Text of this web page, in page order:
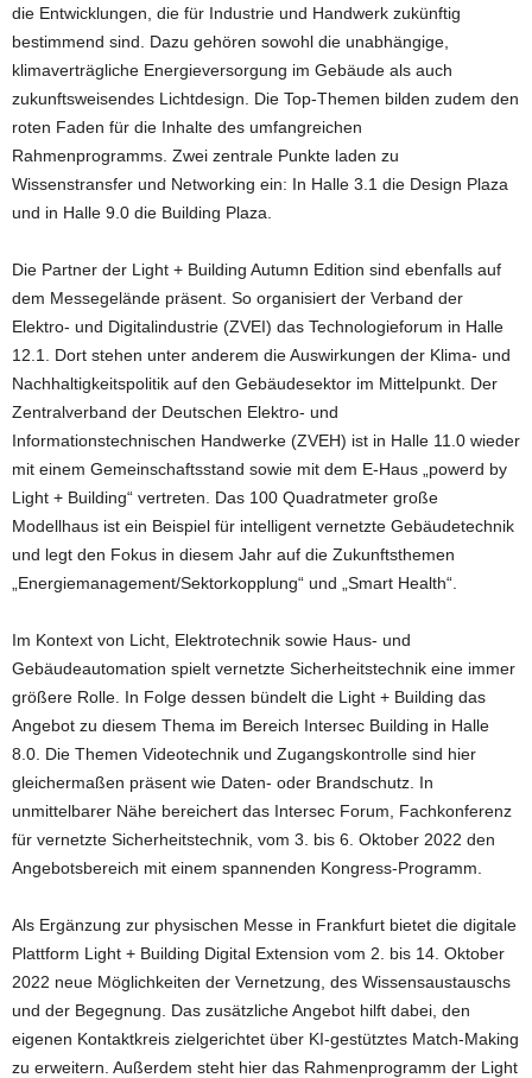
die Entwicklungen, die für Industrie und Handwerk zukünftig
bestimmend sind. Dazu gehören sowohl die unabhängige,
klimaverträgliche Energieversorgung im Gebäude als auch
zukunftsweisendes Lichtdesign. Die Top-Themen bilden zudem den
roten Faden für die Inhalte des umfangreichen
Rahmenprogramms. Zwei zentrale Punkte laden zu
Wissenstransfer und Networking ein: In Halle 3.1 die Design Plaza
und in Halle 9.0 die Building Plaza.
Die Partner der Light + Building Autumn Edition sind ebenfalls auf
dem Messegelände präsent. So organisiert der Verband der
Elektro- und Digitalindustrie (ZVEI) das Technologieforum in Halle
12.1. Dort stehen unter anderem die Auswirkungen der Klima- und
Nachhaltigkeitspolitik auf den Gebäudesektor im Mittelpunkt. Der
Zentralverband der Deutschen Elektro- und
Informationstechnischen Handwerke (ZVEH) ist in Halle 11.0 wieder
mit einem Gemeinschaftsstand sowie mit dem E-Haus „powerd by
Light + Building“ vertreten. Das 100 Quadratmeter große
Modellhaus ist ein Beispiel für intelligent vernetzte Gebäudetechnik
und legt den Fokus in diesem Jahr auf die Zukunftsthemen
„Energiemanagement/Sektorkopplung“ und „Smart Health“.
Im Kontext von Licht, Elektrotechnik sowie Haus- und
Gebäudeautomation spielt vernetzte Sicherheitstechnik eine immer
größere Rolle. In Folge dessen bündelt die Light + Building das
Angebot zu diesem Thema im Bereich Intersec Building in Halle
8.0. Die Themen Videotechnik und Zugangskontrolle sind hier
gleichermaßen präsent wie Daten- oder Brandschutz. In
unmittelbarer Nähe bereichert das Intersec Forum, Fachkonferenz
für vernetzte Sicherheitstechnik, vom 3. bis 6. Oktober 2022 den
Angebotsbereich mit einem spannenden Kongress-Programm.
Als Ergänzung zur physischen Messe in Frankfurt bietet die digitale
Plattform Light + Building Digital Extension vom 2. bis 14. Oktober
2022 neue Möglichkeiten der Vernetzung, des Wissensaustauschs
und der Begegnung. Das zusätzliche Angebot hilft dabei, den
eigenen Kontaktkreis zielgerichtet über KI-gestütztes Match-Making
zu erweitern. Außerdem steht hier das Rahmenprogramm der Light